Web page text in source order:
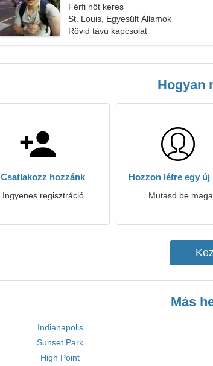
Férfi nőt keres
St. Louis, Egyesült Államok
Rövid távú kapcsolat
Hogyan
Csatlakozz hozzánk
Ingyenes regisztráció
Hozzon létre egy
Mutasd be
Más
Indianapolis
Sunset Park
High Point